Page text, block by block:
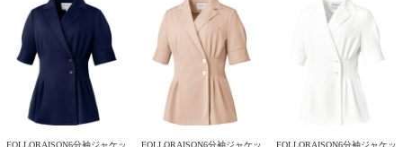
FOLLORAISON6分袖ジャケッ
FOLLORAISON6分袖ジャケッ
FOLLORAISON6分袖ジャケッ